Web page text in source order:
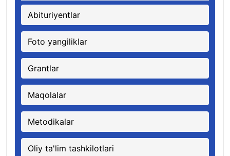
Abituriyentlar
Foto yangiliklar
Grantlar
Maqolalar
Metodikalar
Oliy ta'lim tashkilotlari